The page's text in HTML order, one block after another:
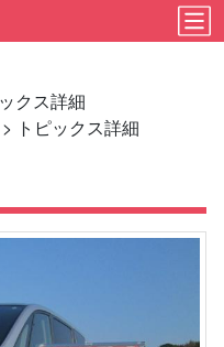
クス詳細
> トピックス詳細